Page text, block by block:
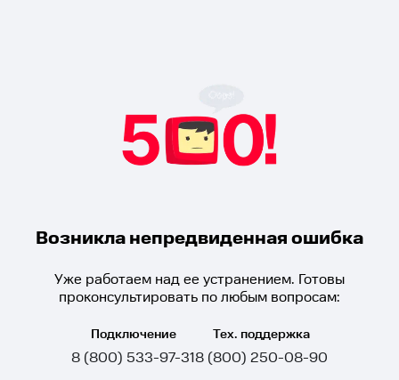
Возникла непредвиденная ошибка
Уже работаем над ее устранением. Готовы
проконсультировать по любым вопросам:
Подключение
8 (800) 533-97-31
Тех. поддержка
8 (800) 250-08-90